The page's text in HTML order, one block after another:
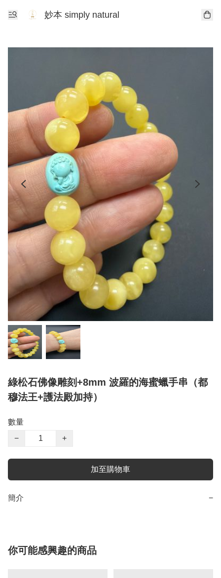
妙本 simply natural
綠松石佛像雕刻+8mm 波羅的海蜜蠟手串（都
穆法王+護法殿加持）
數量
−
+
加至購物車
簡介 −
你可能感興趣的商品